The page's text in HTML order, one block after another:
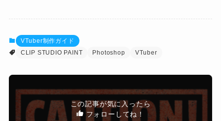
VTuber制作ガイド
CLIP STUDIO PAINT
Photoshop VTuber
この記事が気に入ったら
フォローしてね！